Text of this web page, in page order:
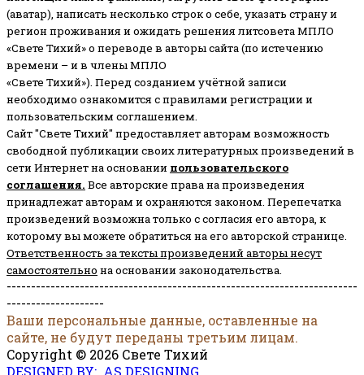
(аватар), написать несколько строк о себе, указать страну и
регион проживания и ожидать решения литсовета МПЛО
«Свете Тихий» о переводе в авторы сайта (по истечению
времени – и в члены МПЛО
«Свете Тихий»). Перед созданием учётной записи
необходимо ознакомится с правилами регистрации и
пользовательским соглашением.
Сайт "Свете Тихий" предоставляет авторам возможность
свободной публикации своих литературных произведений в
сети Интернет на основании пользовательского
соглашения. Все авторские права на произведения
принадлежат авторам и охраняются законом. Перепечатка
произведений возможна только с согласия его автора, к
которому вы можете обратиться на его авторской странице.
Ответственность за тексты произведений авторы несут
самостоятельно на основании законодательства.
------------------------------------------------------------------------
--------------------
Ваши персональные данные, оставленные на
сайте, не будут переданы третьим лицам.
Copyright © 2026 Свете Тихий
DESIGNED BY: AS DESIGNING